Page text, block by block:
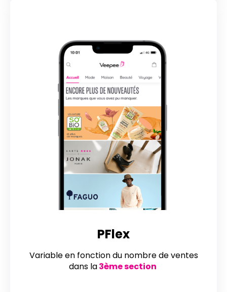
PFlex
Variable en fonction du nombre de ventes
dans la3ème section